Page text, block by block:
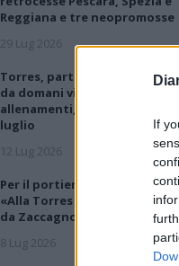
If
Reggiana e tre neopromosse
29 Lug 2026
Torres, parte la quinta
da domani visite mediche e
allenamenti, ritiro a Buddusò
luglio
12 Lug 2026
Per il portiere Tirelli un
«Alla Torres per crescere e
da Zaccagno»
8 Lug 2026